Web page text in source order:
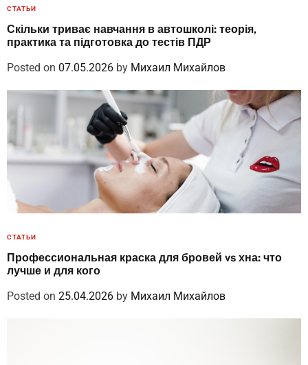
СТАТЬИ
Скільки триває навчання в автошколі: теорія,
практика та підготовка до тестів ПДР
Posted on 07.05.2026 by Михаил Михайлов
СТАТЬИ
Профессиональная краска для бровей vs хна: что
лучше и для кого
Posted on 25.04.2026 by Михаил Михайлов